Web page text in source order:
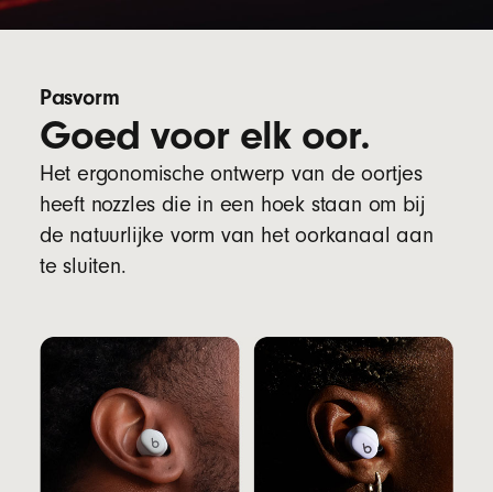
Pasvorm
Goed voor elk oor.
Het ergonomische ontwerp van de oortjes
heeft nozzles die in een hoek staan om bij
de natuurlijke vorm van het oorkanaal aan
te sluiten.